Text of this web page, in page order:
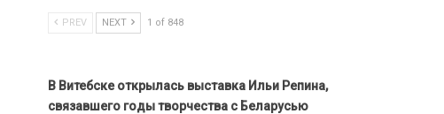
PREV NEXT 1 of 848
В Витебске открылась выставка Ильи Репина,
связавшего годы творчества с Беларусью